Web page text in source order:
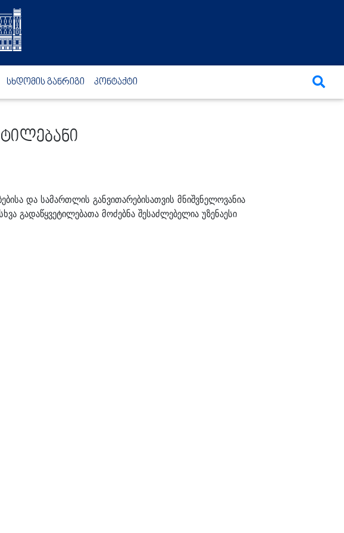
სხდომის განრიგი კონტაქტი
და სამართლის განვითარებისათვის მნიშვნელოვანია
გადაწყვეტილებათა მოძებნა შესაძლებელია უზენაესი